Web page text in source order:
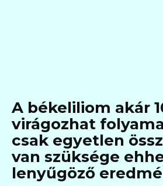
A békeliliom akár
virágozhat
csak egyetlen
van szüksége
lenyűgöző